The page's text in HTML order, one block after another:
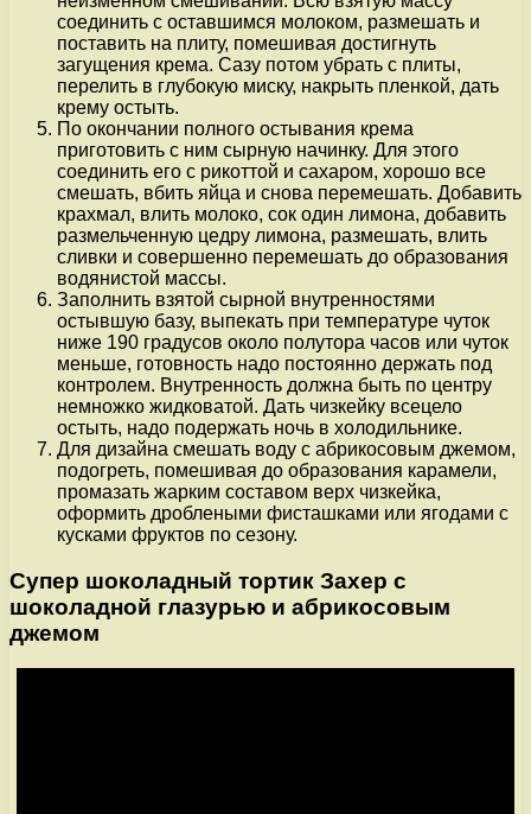
соединить с оставшимся молоком, размешать и
поставить на плиту, помешивая достигнуть
загущения крема. Сазу потом убрать с плиты,
перелить в глубокую миску, накрыть пленкой, дать
крему остыть.
По окончании полного остывания крема
приготовить с ним сырную начинку. Для этого
соединить его с рикоттой и сахаром, хорошо все
смешать, вбить яйца и снова перемешать. Добавить
крахмал, влить молоко, сок один лимона, добавить
размельченную цедру лимона, размешать, влить
сливки и совершенно перемешать до образования
водянистой массы.
Заполнить взятой сырной внутренностями
остывшую базу, выпекать при температуре чуток
ниже 190 градусов около полутора часов или чуток
меньше, готовность надо постоянно держать под
контролем. Внутренность должна быть по центру
немножко жидковатой. Дать чизкейку всецело
остыть, надо подержать ночь в холодильнике.
Для дизайна смешать воду с абрикосовым джемом,
подогреть, помешивая до образования карамели,
промазать жарким составом верх чизкейка,
оформить дроблеными фисташками или ягодами с
кусками фруктов по сезону.
Супер шоколадный тортик Захер с
шоколадной глазурью и абрикосовым
джемом